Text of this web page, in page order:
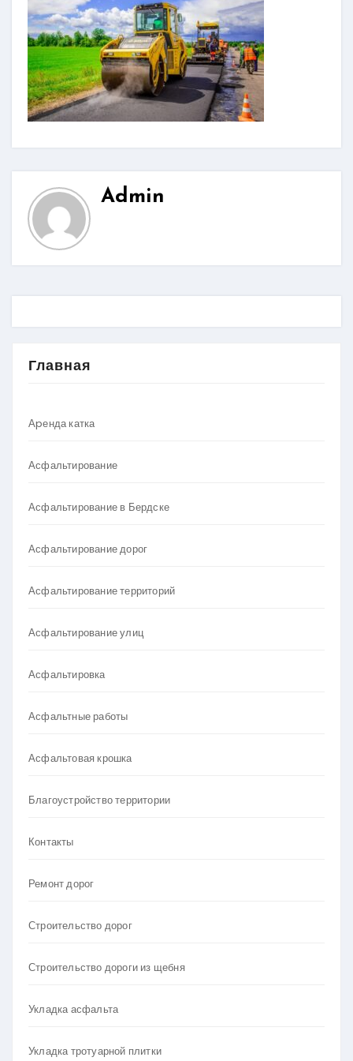
Admin
Главная
Аpенда катка
Асфальтирование
Асфальтирование в Бердске
Асфальтирование дорог
Асфальтирование территорий
Асфальтирование улиц
Асфальтировка
Асфальтные работы
Асфальтовая крошка
Благоустройство территории
Контакты
Ремонт дорог
Строительство дорог
Строительство дороги из щебня
Укладка асфальта
Укладка тротуарной плитки